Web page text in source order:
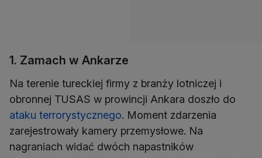
1. Zamach w Ankarze
Na terenie tureckiej firmy z branży lotniczej i
obronnej TUSAS w prowincji Ankara doszło do
ataku terrorystycznego. Moment zdarzenia
zarejestrowały kamery przemysłowe. Na
nagraniach widać dwóch napastników